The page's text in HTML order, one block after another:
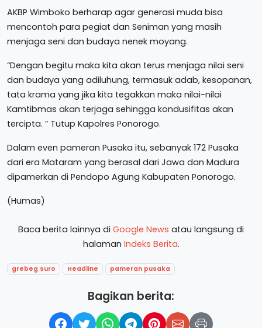
AKBP Wimboko berharap agar generasi muda bisa
mencontoh para pegiat dan Seniman yang masih
menjaga seni dan budaya nenek moyang.
“Dengan begitu maka kita akan terus menjaga nilai seni
dan budaya yang adiluhung, termasuk adab, kesopanan,
tata krama yang jika kita tegakkan maka nilai-nilai
Kamtibmas akan terjaga sehingga kondusifitas akan
tercipta. ” Tutup Kapolres Ponorogo.
Dalam even pameran Pusaka itu, sebanyak 172 Pusaka
dari era Mataram yang berasal dari Jawa dan Madura
dipamerkan di Pendopo Agung Kabupaten Ponorogo.
(Humas)
Baca berita lainnya di Google News atau langsung di
halaman Indeks Berita.
grebeg suro Headline pameran pusaka
Bagikan berita: